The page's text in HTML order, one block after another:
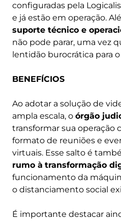
configuradas pela
e já estão em operação.
suporte técnico e
não pode parar, uma vez
lentidão burocrática para
BENEFÍCIOS
Ao adotar a solução de
ampla escala, o órgão
transformar sua operação
formato de reuniões e
virtuais. Esse salto é
rumo à transformação
funcionamento da
o distanciamento social
É importante destacar